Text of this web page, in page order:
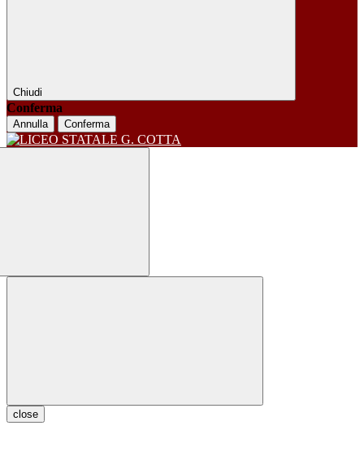
Chiudi
Conferma
Annulla Conferma
close